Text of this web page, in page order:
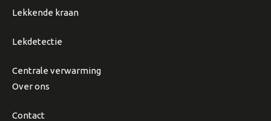
Lekkende kraan
Lekdetectie
Centrale verwarming
Over ons
Contact